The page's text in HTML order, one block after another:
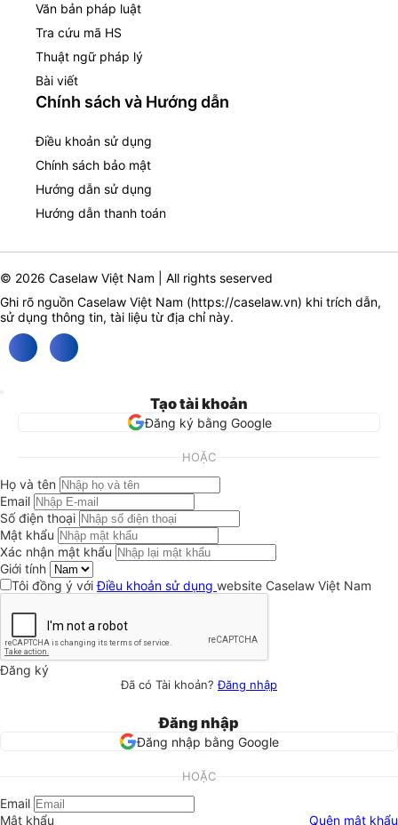
Văn bản pháp luật
Tra cứu mã HS
Thuật ngữ pháp lý
Bài viết
Chính sách và Hướng dẫn
Điều khoản sử dụng
Chính sách bảo mật
Hướng dẫn sử dụng
Hướng dẫn thanh toán
© 2026 Caselaw Việt Nam | All rights seserved
Ghi rõ nguồn Caselaw Việt Nam (https://caselaw.vn) khi trích dẫn,
sử dụng thông tin, tài liệu từ địa chỉ này.
Tạo tài khoản
Đăng ký bằng Google
HOẶC
Họ và tên
Email
Số điện thoại
Mật khẩu
Xác nhận mật khẩu
Giới tính
Tôi đồng ý vớiĐiều khoản sử dụng website Caselaw Việt Nam
Đăng ký
Đã có Tài khoản?Đăng nhập
Đăng nhập
Đăng nhập bằng Google
HOẶC
Email
Mật khẩu
Quên mật khẩu